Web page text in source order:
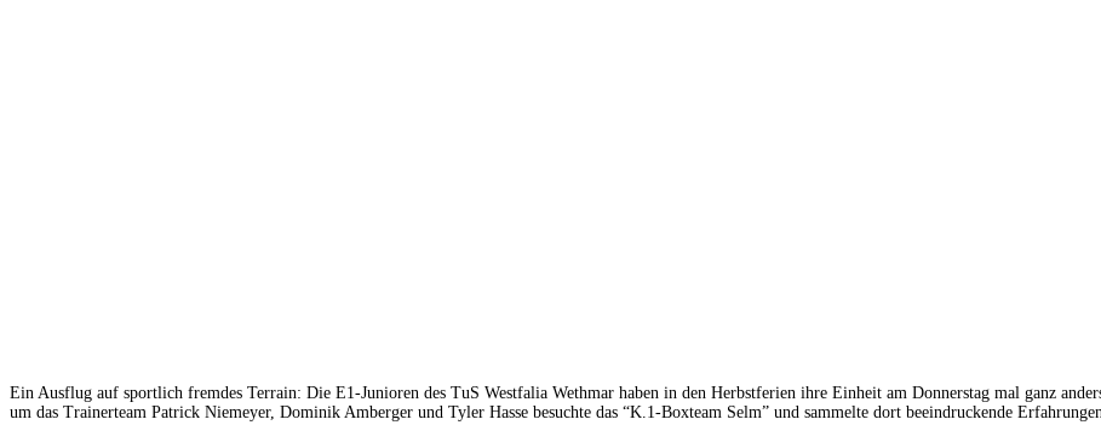
um das Trainerteam Patrick Niemeyer, Dominik Amberger und Tyler Hasse besuchte das “K.1-Boxteam Selm” und sammelte dort beeindruckende Erfahrungen.